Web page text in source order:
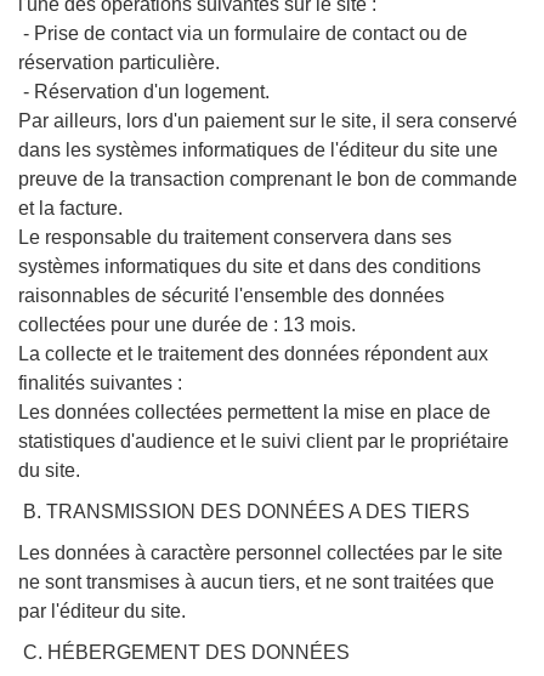
l'une des opérations suivantes sur le site :
- Prise de contact via un formulaire de contact ou de
réservation particulière.
- Réservation d'un logement.
Par ailleurs, lors d'un paiement sur le site, il sera conservé
dans les systèmes informatiques de l'éditeur du site une
preuve de la transaction comprenant le bon de commande
et la facture.
Le responsable du traitement conservera dans ses
systèmes informatiques du site et dans des conditions
raisonnables de sécurité l'ensemble des données
collectées pour une durée de : 13 mois.
La collecte et le traitement des données répondent aux
finalités suivantes :
Les données collectées permettent la mise en place de
statistiques d'audience et le suivi client par le propriétaire
du site.
B. TRANSMISSION DES DONNÉES A DES TIERS
Les données à caractère personnel collectées par le site
ne sont transmises à aucun tiers, et ne sont traitées que
par l'éditeur du site.
C. HÉBERGEMENT DES DONNÉES